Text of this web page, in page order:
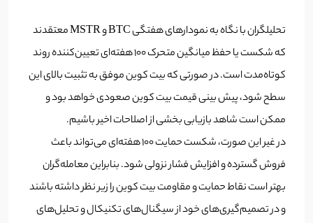
تحلیلگران با نگاه به نمودارهای هفتگی BTC و MSTR معتقدند
که شکست یا حفظ میانگین متحرک ۱۰۰ هفته‌ای تعیین‌کننده روند
کوتاه‌مدت است. در صورتی که بیت کوین موفق به تثبیت بالای این
سطح شود، پیش بینی قیمت بیت کوین صعودی خواهد بود و
ممکن است شاهد بازیابی بخشی از اصلاحات اخیر باشیم.
در غیر این صورت، شکست حمایت ۱۰۰ هفته‌ای می‌تواند باعث
فروش گسترده و افزایش فشار نزولی شود. بنابراین معامله‌گران
بهتر است نقاط حمایت و مقاومت بیت کوین را زیر نظر داشته باشند
و در تصمیم‌گیری‌های خود از سیگنال‌های تکنیکال و تحلیل‌های